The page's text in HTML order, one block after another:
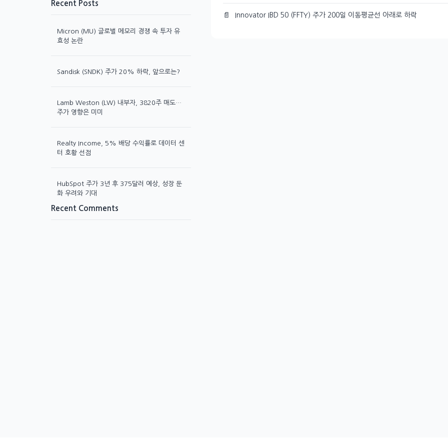
Recent Posts
Micron (MU) 글로벌 메모리 경쟁 속 투자 유
효성 논란
Sandisk (SNDK) 주가 20% 하락, 앞으로는?
Lamb Weston (LW) 내부자, 3820주 매도…
주가 영향은 미미
Realty Income, 5% 배당 수익률로 데이터 센
터 호황 선점
HubSpot 주가 3년 후 375달러 예상, 성장 둔
화 우려와 기대
Recent Comments
📄 Innovator IBD 50 (FFTY) 주가 200일 이동평균선 아래로 하락